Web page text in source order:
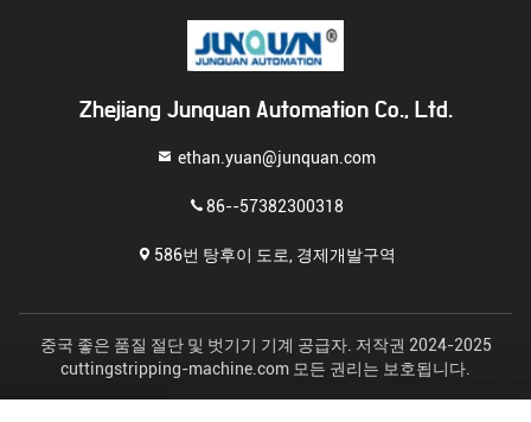
거: 절단 및 분리 기계는 또한 철선 또는 케이블에
서 단열을 제거하기위한 제거 메커니즘을 통합합
니다. 그것은 광범위한 단열 재료를 제거 할 수 있
습니다.PVC 포함테플론, 고무 등. 절단 과정 은 정
단열량 만 제거 합니다.
Zhejiang Junquan Automation Co., Ltd.
ethan.yuan@junquan.com
86--57382300318
586번 탕후이 도로, 경제개발구역
중국 좋은 품질 절단 및 벗기기 기계 공급자. 저작권 2024-2025
cuttingstripping-machine.com 모든 권리는 보호됩니다.